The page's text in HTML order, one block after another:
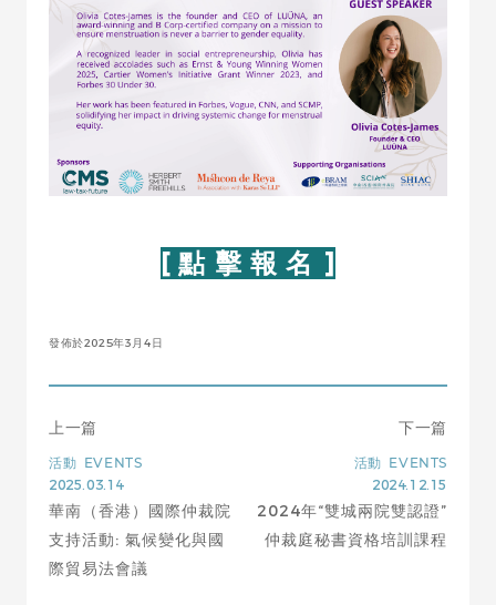
[ 點 擊 報 名 ]
發佈於2025年3月4日
上一篇
活動 EVENTS
2025.03.14
華南（香港）國際仲裁院
支持活動: 氣候變化與國
際貿易法會議
下一篇
活動 EVENTS
2024.12.15
2024年“雙城兩院雙認證”
仲裁庭秘書資格培訓課程